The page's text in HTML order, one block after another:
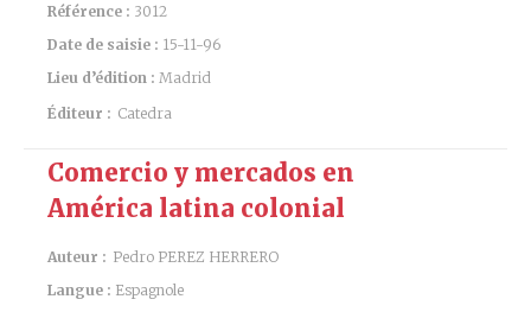
Référence : 3012
Date de saisie : 15-11-96
Lieu d’édition : Madrid
Éditeur : Catedra
Comercio y mercados en
América latina colonial
Auteur : Pedro PEREZ HERRERO
Langue : Espagnole